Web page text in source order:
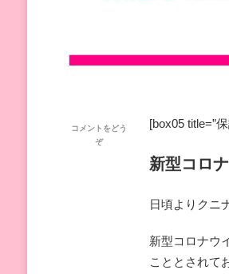
コメントをどう
ぞ(新
[box05 title=”
新型コロ
日頃よりクニ
新型コロナウ
こととされて